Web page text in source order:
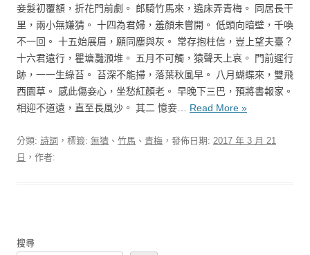
妾髮初覆額，折花門前劇。 郎騎竹馬來，遶床弄青梅。 同居長干
里，兩小無嫌猜。 十四為君婦，羞顏未嘗開。 低頭向暗壁，千喚
不一回。 十五始展眉，願同塵與灰。 常存抱柱信，豈上望夫臺？
十六君遠行，瞿塘灩澦堆。 五月不可觸，猿聲天上哀。 門前遲行
跡，一一生綠苔。 苔深不能掃，落葉秋風早。 八月蝴蝶來，雙飛
西園草。 感此傷妾心，坐愁紅顏老。 早晚下三巴，預將書報家。
相迎不道遠，直至長風沙。 其二 憶妾… Read More »
分類: 詩詞 ，標籤: 無猜 、 竹馬 、 青梅 ，發佈日期: 2017 年 3 月 21
日 ，作者:
搜尋